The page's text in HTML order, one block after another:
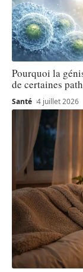
Pourquoi la
de certaines
Santé 4 juillet 2026